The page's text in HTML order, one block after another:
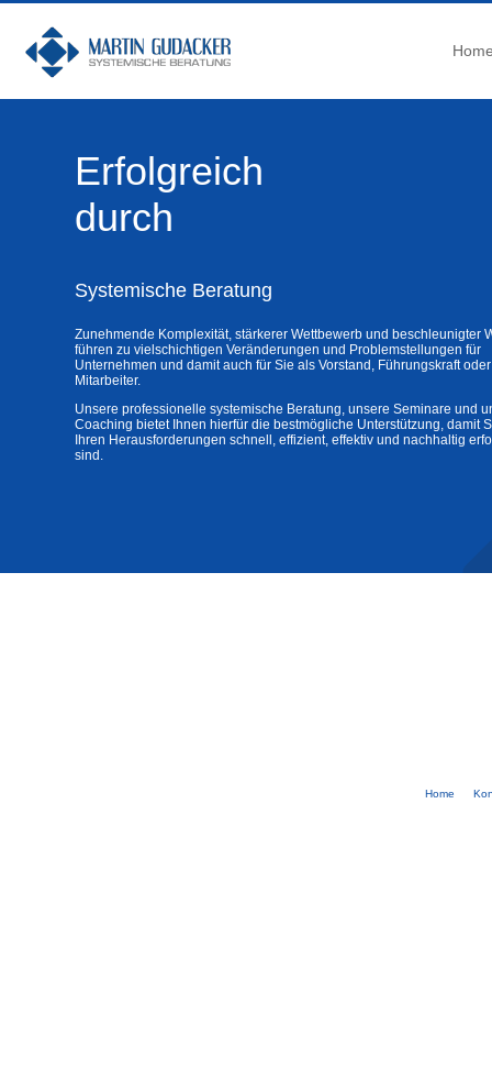
Erfolgreich
durch
Systemische Beratung
Zunehmende Komplexität, stärkerer Wettbewerb und beschleunigter
führen zu vielschichtigen Veränderungen und Problemstellungen für
Unternehmen und damit auch für Sie als Vorstand, Führungskraft oder
Mitarbeiter.
Unsere professionelle systemische Beratung, unsere Seminare und
Coaching bietet Ihnen hierfür die bestmögliche Unterstützung, damit
Ihren Herausforderungen schnell, effizient, effektiv und nachhaltig
sind.
Home